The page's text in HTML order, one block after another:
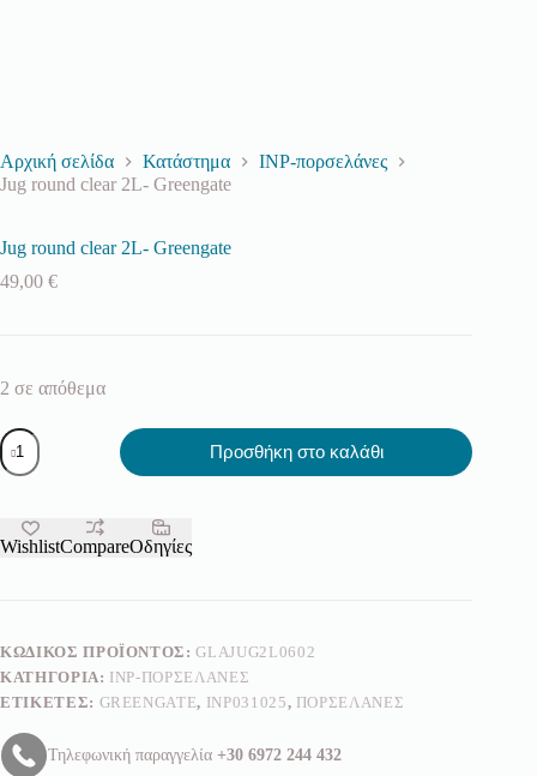
Αρχική σελίδα Κατάστημα
INP-πορσελάνες
Jug round clear 2L- Greengate
Jug round clear 2L- Greengate
49,00 €
2 σε απόθεμα
Jug
round
clear
Greengate
ποσότητα
Προσθήκη στο καλάθι
WishlistCompareΟδηγίες
ΚΩΔΙΚΌΣ ΠΡΟΪΌΝΤΟΣ:GLAJUG2L0602
ΚΑΤΗΓΟΡΊΑ: INP-ΠΟΡΣΕΛΆΝΕΣ
ΕΤΙΚΈΤΕΣ: GREENGATE, INP031025, ΠΟΡΣΕΛΆΝΕΣ
Τηλεφωνική παραγγελία +30 6972 244 432